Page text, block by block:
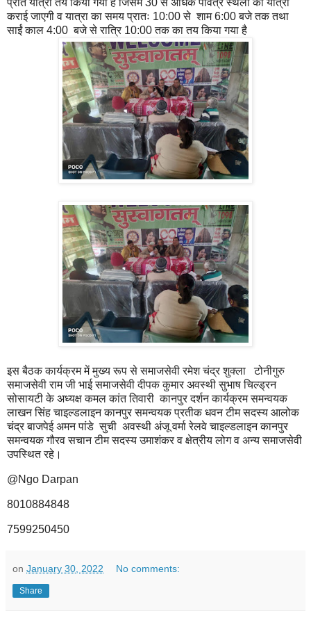
प्रति यात्री तय किया गया है जिसमें 30 से अधिक पवित्र स्थलों की यात्रा
कराई जाएगी व यात्रा का समय प्रातः 10:00 से शाम 6:00 बजे तक तथा
साईं काल 4:00 बजे से रात्रि 10:00 तक का तय किया गया है
इस बैठक कार्यक्रम में मुख्य रूप से समाजसेवी रमेश चंद्र शुक्ला टोनीगुरु
समाजसेवी राम जी भाई समाजसेवी दीपक कुमार अवस्थी सुभाष चिल्ड्रन
सोसायटी के अध्यक्ष कमल कांत तिवारी कानपुर दर्शन कार्यक्रम समन्वयक
लाखन सिंह चाइल्डलाइन कानपुर समन्वयक प्रतीक धवन टीम सदस्य आलोक
चंद्र बाजपेई अमन पांडे सुची अवस्थी अंजू वर्मा रेलवे चाइल्डलाइन कानपुर
समन्वयक गौरव सचान टीम सदस्य उमाशंकर व क्षेत्रीय लोग व अन्य समाजसेवी
उपस्थित रहे।
@Ngo Darpan
8010884848
7599250450
on January 30, 2022 No comments:
Share